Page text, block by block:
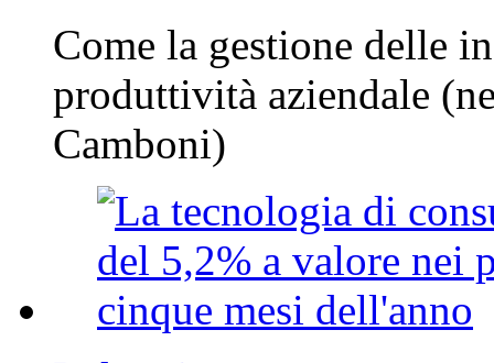
Come la gestione delle
produttività aziendale
Camboni)